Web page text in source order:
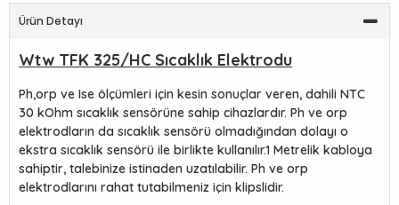
Ürün Detayı
Wtw TFK 325/HC Sıcaklık Elektrodu
Ph,orp ve Ise ölçümleri için kesin sonuçlar veren, dahili NTC
30 kOhm sıcaklık sensörüne sahip cihazlardır. Ph ve orp
elektrodların da sıcaklık sensörü olmadığından dolayı o
ekstra sıcaklık sensörü ile birlikte kullanılır.1 Metrelik kabloya
sahiptir, talebinize istinaden uzatılabilir. Ph ve orp
elektrodlarını rahat tutabilmeniz için klipslidir.